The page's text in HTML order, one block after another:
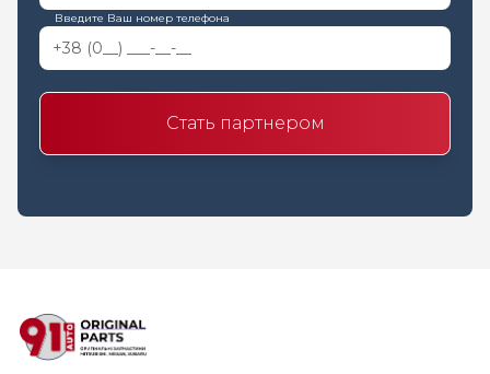
Введите Ваш номер телефона
Стать партнером